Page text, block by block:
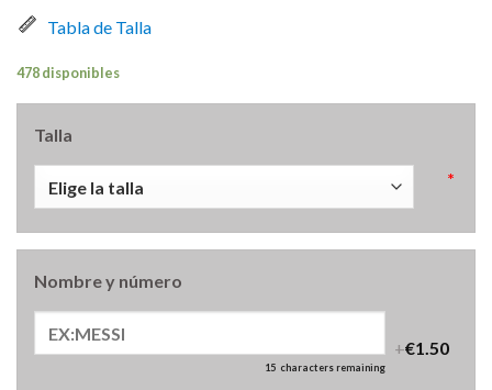
Tabla de Talla
478 disponibles
Talla
*
Nombre y número
15 characters remaining
+€1.50